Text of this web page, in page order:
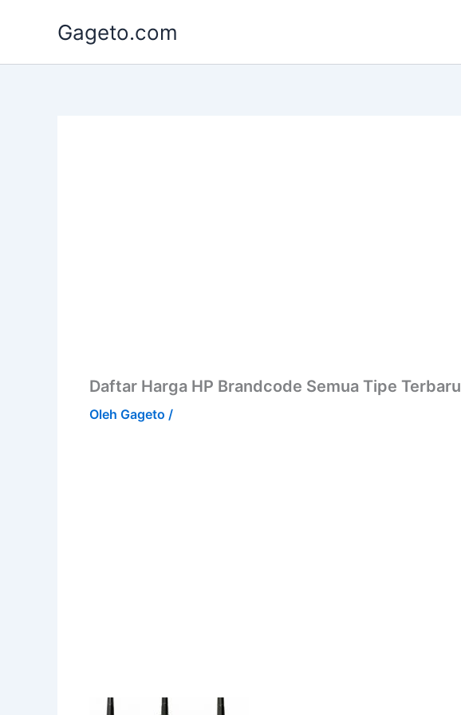
Gageto.com
Daftar Harga HP Brandcode Semua Tipe Terbaru
Oleh Gageto /